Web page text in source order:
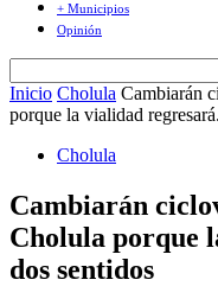
+ Municipios
Opinión
Inicio Cholula Cambiarán
porque la vialidad
Cholula
Cambiarán
Cholula porque
dos sentidos